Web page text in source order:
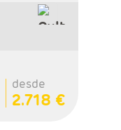
desde
2.718 €